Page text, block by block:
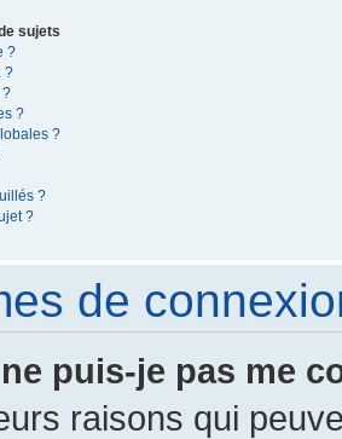
sujets
?
?
?
?
?
?
?
de
puis-je pas me
raisons qui